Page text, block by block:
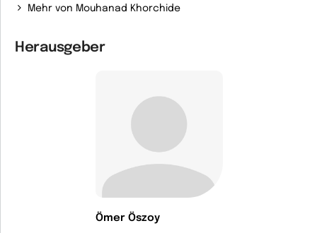
Mehr von Mouhanad Khorchide
Herausgeber
Ömer Öszoy